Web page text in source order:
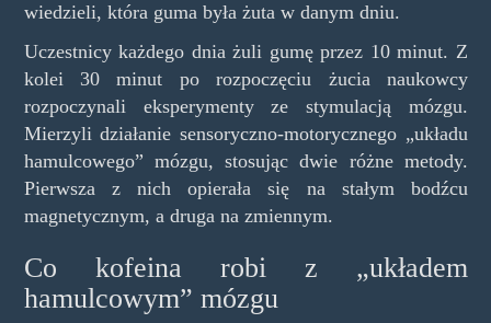
wiedzieli, która guma była żuta w danym dniu.
Uczestnicy każdego dnia żuli gumę przez 10 minut. Z
kolei 30 minut po rozpoczęciu żucia naukowcy
rozpoczynali eksperymenty ze stymulacją mózgu.
Mierzyli działanie sensoryczno-motorycznego „układu
hamulcowego” mózgu, stosując dwie różne metody.
Pierwsza z nich opierała się na stałym bodźcu
magnetycznym, a druga na zmiennym.
Co kofeina robi z „układem
hamulcowym” mózgu